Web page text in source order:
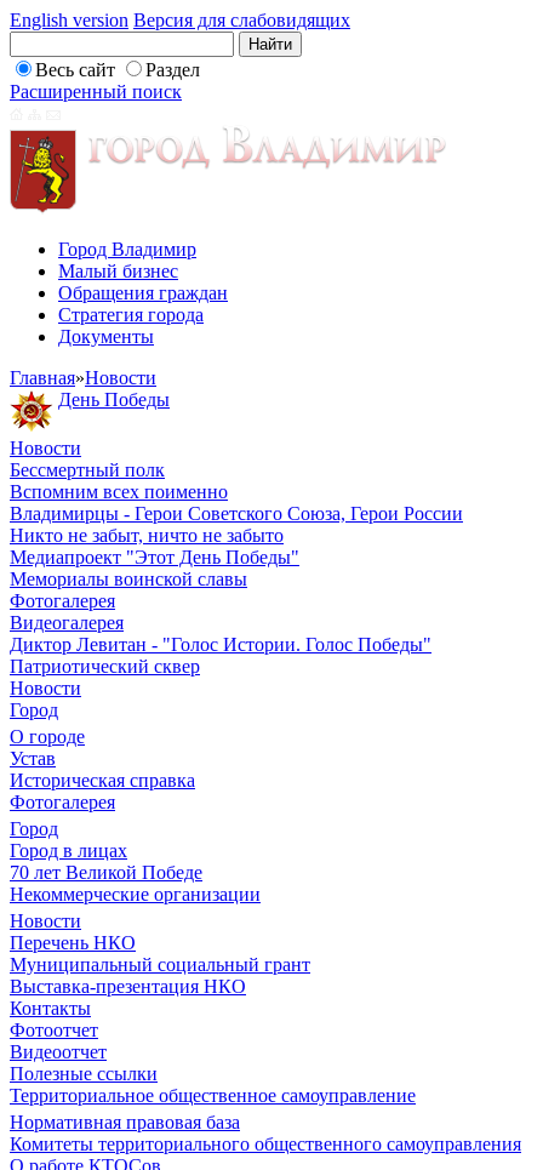
English version Версия для слабовидящих
Весь сайт
Раздел
Расширенный поиск
Город Владимир
Малый бизнес
Обращения граждан
Стратегия города
Документы
Главная»Новости
День Победы
Новости
Бессмертный полк
Вспомним всех поименно
Владимирцы - Герои Советского Союза, Герои России
Никто не забыт, ничто не забыто
Медиапроект "Этот День Победы"
Мемориалы воинской славы
Фотогалерея
Видеогалерея
Диктор Левитан - "Голос Истории. Голос Победы"
Патриотический сквер
Новости
Город
О городе
Устав
Историческая справка
Фотогалерея
Город
Город в лицах
70 лет Великой Победе
Некоммерческие организации
Новости
Перечень НКО
Муниципальный социальный грант
Выставка-презентация НКО
Контакты
Фотоотчет
Видеоотчет
Полезные ссылки
Территориальное общественное самоуправление
Нормативная правовая база
Комитеты территориального общественного самоуправления
О работе КТОСов